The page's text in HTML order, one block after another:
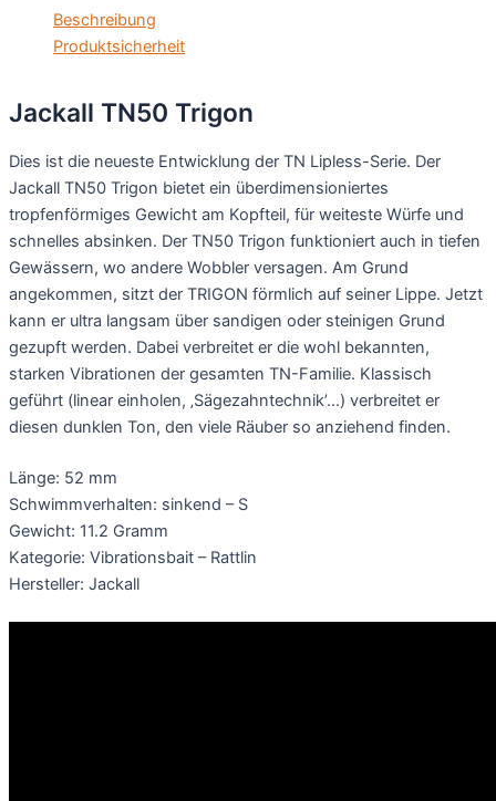
Beschreibung
Produktsicherheit
Jackall TN50 Trigon
Dies ist die neueste Entwicklung der TN Lipless-Serie. Der
Jackall TN50 Trigon bietet ein überdimensioniertes
tropfenförmiges Gewicht am Kopfteil, für weiteste Würfe und
schnelles absinken. Der TN50 Trigon funktioniert auch in tiefen
Gewässern, wo andere Wobbler versagen. Am Grund
angekommen, sitzt der TRIGON förmlich auf seiner Lippe. Jetzt
kann er ultra langsam über sandigen oder steinigen Grund
gezupft werden. Dabei verbreitet er die wohl bekannten,
starken Vibrationen der gesamten TN-Familie. Klassisch
geführt (linear einholen, ‚Sägezahntechnik’…) verbreitet er
diesen dunklen Ton, den viele Räuber so anziehend finden.
Länge: 52 mm
Schwimmverhalten: sinkend – S
Gewicht: 11.2 Gramm
Kategorie: Vibrationsbait – Rattlin
Hersteller: Jackall